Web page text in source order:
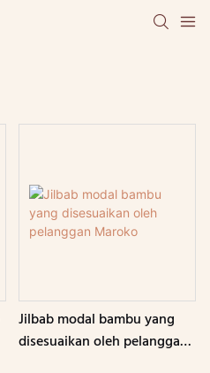
Jilbab modal bambu yang
disesuaikan oleh pelanggan